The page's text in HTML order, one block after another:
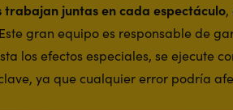
trabajan juntas en cada espectáculo,
gran equipo es responsable de
los efectos especiales, se ejecute
ya que cualquier error podría